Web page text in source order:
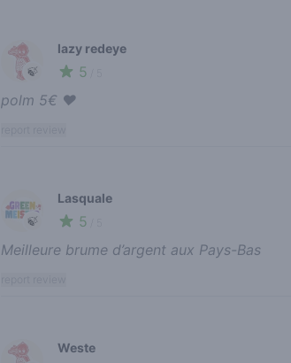
🍃
lazy redeye
5
polm 5€ ❤️
🍃
Lasquale
5
Meilleure brume d’argent aux Pays-Bas
Weste